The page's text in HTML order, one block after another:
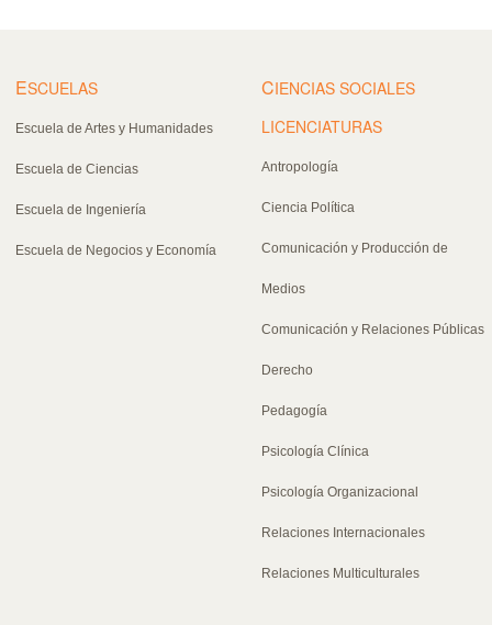
ESCUELAS
Escuela de Artes y Humanidades
Escuela de Ciencias
Escuela de Ingeniería
Escuela de Negocios y Economía
CIENCIAS SOCIALES
LICENCIATURAS
Antropología
Ciencia Política
Comunicación y Producción de
Medios
Comunicación y Relaciones Públicas
Derecho
Pedagogía
Psicología Clínica
Psicología Organizacional
Relaciones Internacionales
Relaciones Multiculturales